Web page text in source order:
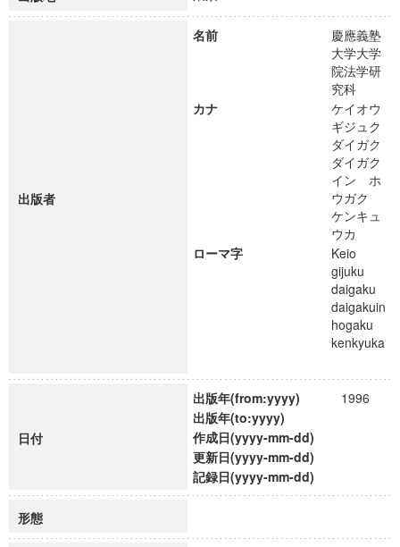
出版者
名前
慶應義塾
大学大学
院法学研
究科
カナ
ケイオウ
ギジュク
ダイガク
ダイガク
イン ホ
ウガク
ケンキュ
ウカ
ローマ字
Keio
gijuku
daigaku
daigakuin
hogaku
kenkyuka
日付
出版年(from:yyyy)
1996
出版年(to:yyyy)
作成日(yyyy-mm-dd)
更新日(yyyy-mm-dd)
記録日(yyyy-mm-dd)
形態